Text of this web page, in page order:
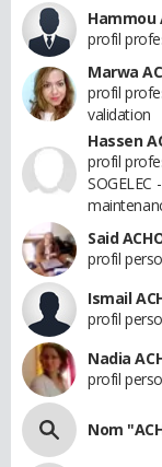
Hammou
profil
Marwa
profil
validation
Hassen
profil
Said
profil
Ismail
profil
Nadia
profil
Nom